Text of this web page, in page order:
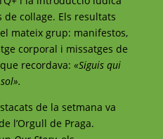
collage. Els resultats
mateix grup: manifestos,
corporal i missatges de
recordava: «Siguis qui
de la setmana va
l’Orgull de Praga.